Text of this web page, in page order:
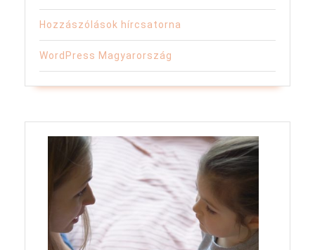
Hozzászólások hírcsatorna
WordPress Magyarország